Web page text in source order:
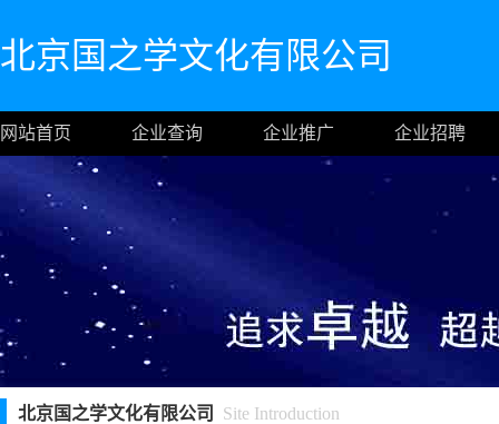
北京国之学文化有限公司
网站首页 企业查询 企业推广 企业招聘
北京国之学文化有限公司 Site Introduction